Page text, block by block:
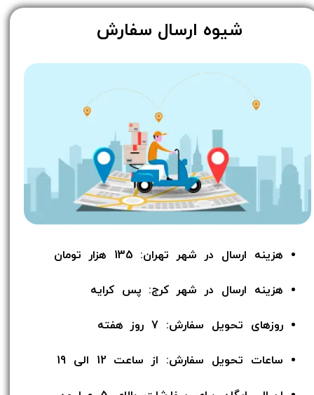
هزینه ارسال در شهر تهران: 135 هزار تومان
هزینه ارسال در شهر کرج: پس کرایه
روزهای تحویل سفارش: 7 روز هفته
ساعات تحویل سفارش: از ساعت 12 الی 19
​شیوه ارسال سفارش